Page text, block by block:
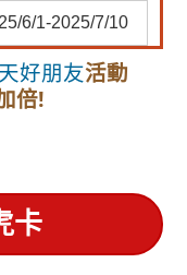
6/1-2025/7/10
好朋友活動
倍!
卡